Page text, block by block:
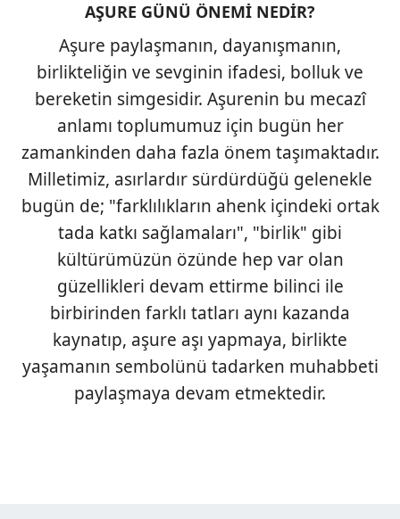
AŞURE GÜNÜ ÖNEMİ NEDİR?
Aşure paylaşmanın, dayanışmanın,
birlikteliğin ve sevginin ifadesi, bolluk ve
bereketin simgesidir. Aşurenin bu mecazî
anlamı toplumumuz için bugün her
zamankinden daha fazla önem taşımaktadır.
Milletimiz, asırlardır sürdürdüğü gelenekle
bugün de; "farklılıkların ahenk içindeki ortak
tada katkı sağlamaları", "birlik" gibi
kültürümüzün özünde hep var olan
güzellikleri devam ettirme bilinci ile
birbirinden farklı tatları aynı kazanda
kaynatıp, aşure aşı yapmaya, birlikte
yaşamanın sembolünü tadarken muhabbeti
paylaşmaya devam etmektedir.